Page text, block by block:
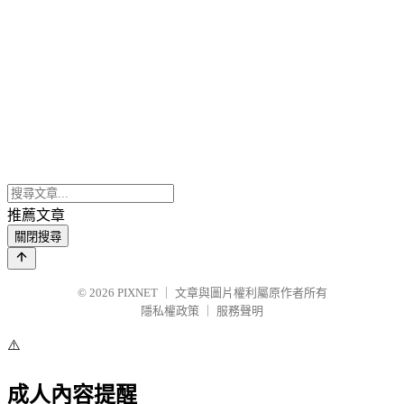
推薦文章
關閉搜尋
© 2026 PIXNET
文章與圖片權利屬原作者所有
隱私權政策
服務聲明
⚠️
成人內容提醒